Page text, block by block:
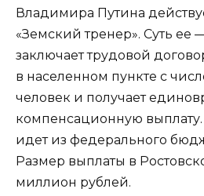
Владимира Путина
«Земский тренер». Суть ее
заключает трудовой
в населенном пункте с
человек и получает
компенсационную
идет из федерального
Размер выплаты в
миллион рублей.